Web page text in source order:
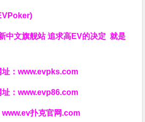
中文旗舰站追求高EV的决定就是
址：www.evpks.com
址：www.evp86.com
www.ev扑克官网.com